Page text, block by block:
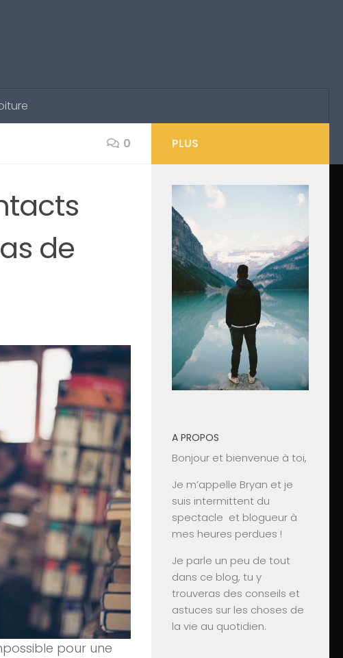
0
de
pour une
PLUS
A PROPOS
Bonjour et bienvenue à toi,
Je m’appelle Bryan et je
suis intermittent du
spectacle et blogueur à
mes heures perdues !
Je parle un peu de tout
dans ce blog, tu y
trouveras des conseils et
astuces sur les choses de
la vie au quotidien.